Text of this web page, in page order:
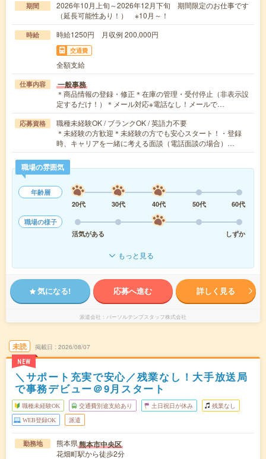
期間
2026年10月上旬～2026年12月下旬 期間限定のお仕事です
（延長可能性あり！） ※10月～！
時給 時給1250円 月収例 200,000円
交通費
全額支給
仕事内容 一般事務
＊商品情報の登録・修正＊在庫の管理・受付停止（非表示設
定するだけ！）＊メール対応※電話なし！メールで…
応募資格
職種未経験OK / ブランクOK / 英語力不要
＊未経験の方歓迎＊未経験の方でも安心スタート！・登録
時、キャリアを一緒に考える面談（電話面談の場合）…
職場の雰囲気
年齢層
20代
30代 40代 50代
60代
職場の様子
活気がある
しずか
もっと見る
気になる! 応募へ進む 詳しく見る
派遣会社 パーソルテンプスタッフ株式会社
未読
NEW
掲載日 2026/08/07
＼サポート充実で安心／残業なし！大手放送局
で事務デビュー＠9月スタート
職種未経験OK 交通費別途支給あり 土日祝日が休み 残業なし
WEB登録OK 派遣
勤務地 熊本県熊本市中央区
花畑町駅から徒歩2分